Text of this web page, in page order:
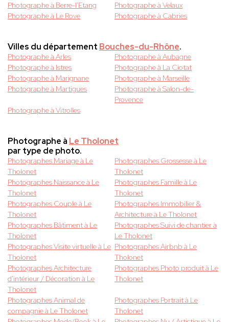
Photographe à Berre-l'Etang
Photographe à Velaux
Photographe à Le Rove
Photographe à Cabries
Villes du département Bouches-du-Rhône.
Photographe à Arles
Photographe à Aubagne
Photographe à Istres
Photographe à La Ciotat
Photographe à Marignane
Photographe à Marseille
Photographe à Martigues
Photographe à Salon-de-
Provence
Photographe à Vitrolles
Photographe à Le Tholonet
par type de photo.
Photographes Mariage à Le
Tholonet
Photographes Grossesse à Le
Tholonet
Photographes Naissance à Le
Tholonet
Photographes Famille à Le
Tholonet
Photographes Couple à Le
Tholonet
Photographes Immobilier &
Architecture à Le Tholonet
Photographes Bâtiment à Le
Tholonet
Photographes Suivi de chantier à
Le Tholonet
Photographes Visite virtuelle à Le
Tholonet
Photographes Airbnb à Le
Tholonet
Photographes Architecture
d'intérieur / Décoration à Le
Tholonet
Photographes Photo produit à Le
Tholonet
Photographes Animal de
compagnie à Le Tholonet
Photographes Portrait à Le
Tholonet